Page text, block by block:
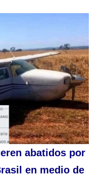
abatidos por
en medio de